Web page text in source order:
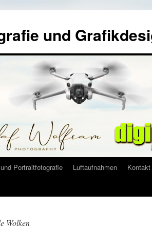
und
Portraitfotografie Luftaufnahmen Kontakt
Wolken